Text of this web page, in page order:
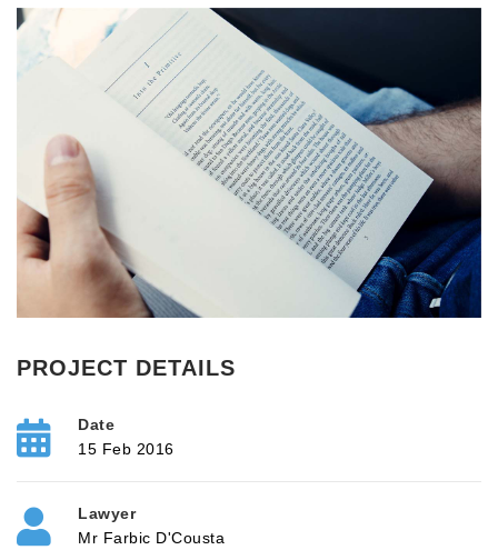
PROJECT DETAILS
Date
15 Feb 2016
Lawyer
Mr Farbic D'Cousta